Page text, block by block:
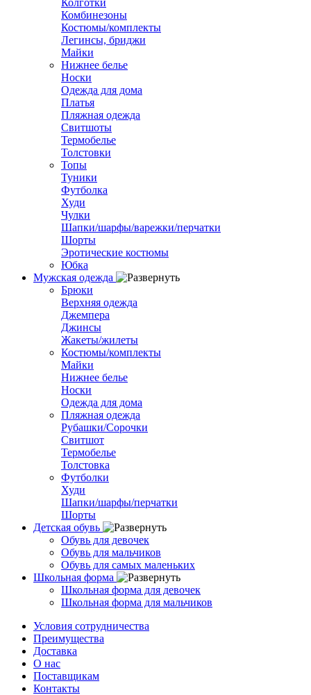
Колготки
Комбинезоны
Костюмы/комплекты
Легинсы, бриджи
Майки
Нижнее белье
Носки
Одежда для дома
Платья
Пляжная одежда
Свитшоты
Термобелье
Толстовки
Топы
Туники
Футболка
Худи
Чулки
Шапки/шарфы/варежки/перчатки
Шорты
Эротические костюмы
Юбка
Мужская одежда
Брюки
Верхняя одежда
Джемпера
Джинсы
Жакеты/жилеты
Костюмы/комплекты
Майки
Нижнее белье
Носки
Одежда для дома
Пляжная одежда
Рубашки/Сорочки
Свитшот
Термобелье
Толстовка
Футболки
Худи
Шапки/шарфы/перчатки
Шорты
Детская обувь
Обувь для девочек
Обувь для мальчиков
Обувь для самых маленьких
Школьная форма
Школьная форма для девочек
Школьная форма для мальчиков
Условия сотрудничества
Преимущества
Доставка
О нас
Поставщикам
Контакты